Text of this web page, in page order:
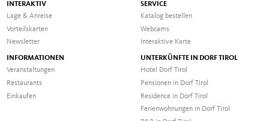
INTERAKTIV
Lage & Anreise
Vorteilskarten
Newsletter
SERVICE
Katalog bestellen
Webcams
Interaktive Karte
INFORMATIONEN
Veranstaltungen
Restaurants
Einkaufen
UNTERKÜNFTE IN DORF TIROL
Hotel Dorf Tirol
Pensionen in Dorf Tirol
Residence in Dorf Tirol
Ferienwohnungen in Dorf Tirol